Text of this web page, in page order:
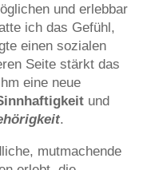
und erlebbar
ich das Gefühl,
einen sozialen
Seite stärkt das
eine neue
und
.
mutmachende